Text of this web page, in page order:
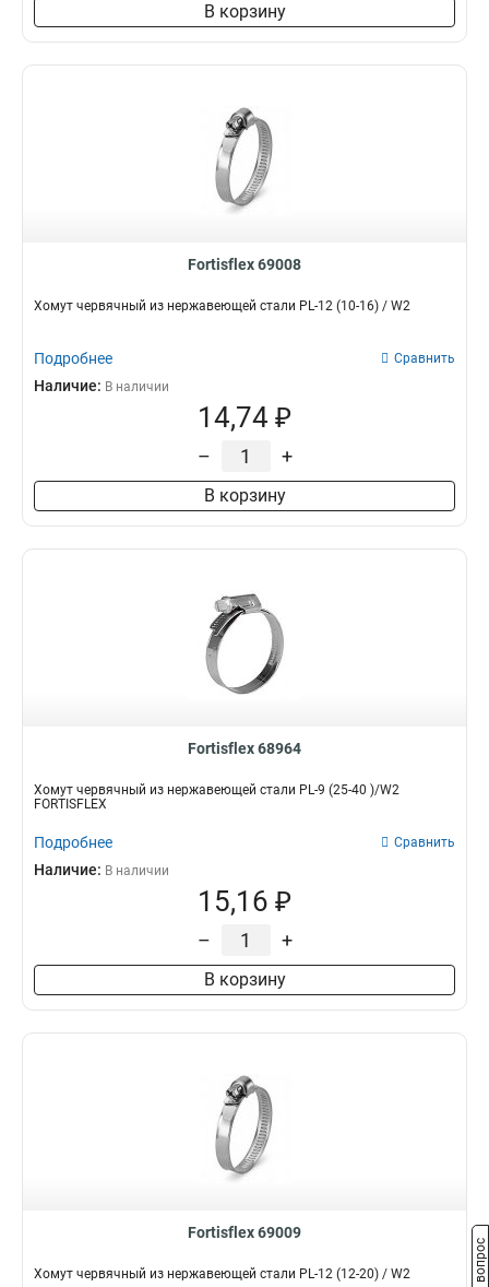
В корзину
Fortisflex 69008
Хомут червячный из нержавеющей стали PL-12 (10-16) / W2
Подробнее Сравнить
Наличие: В наличии
14,74 ₽
– +
В корзину
Fortisflex 68964
Хомут червячный из нержавеющей стали PL-9 (25-40 )/W2
FORTISFLEX
Подробнее Сравнить
Наличие: В наличии
15,16 ₽
– +
В корзину
Fortisflex 69009
Хомут червячный из нержавеющей стали PL-12 (12-20) / W2